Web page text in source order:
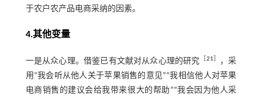
于农户农产品电商采纳的因素。
4.其他变量
一是从众心理。借鉴已有文献对从众心理的研究 21
，采
用“我会听从他人关于苹果销售的意见”“我相信他人对苹果
电商销售的建议会给我带来很大的帮助”“我会因为他人采